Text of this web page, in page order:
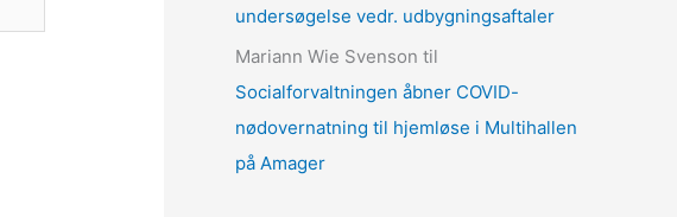
undersøgelse vedr. udbygningsaftaler
Mariann Wie Svenson til
Socialforvaltningen åbner COVID-
nødovernatning til hjemløse i Multihallen
på Amager